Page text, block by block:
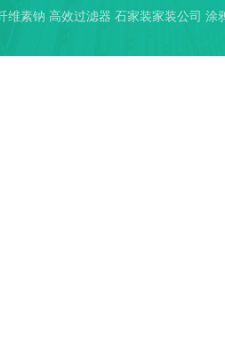
维素钠 高效过滤器 石家装家装公司 涂